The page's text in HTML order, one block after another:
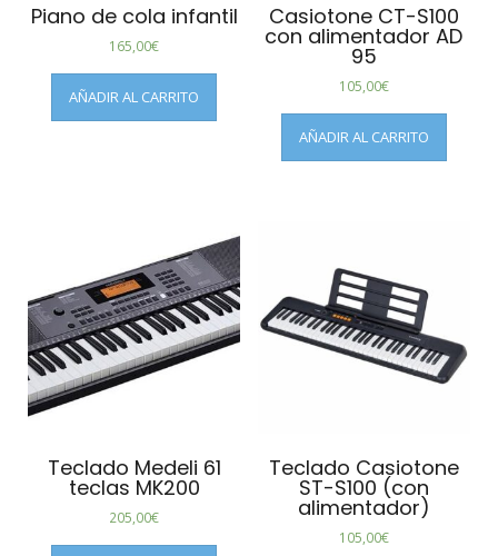
Piano de cola infantil
165,00€
AÑADIR AL CARRITO
Casiotone CT-S100
con alimentador AD
95
105,00€
AÑADIR AL CARRITO
Teclado Medeli 61
teclas MK200
205,00€
Teclado Casiotone
ST-S100 (con
alimentador)
105,00€